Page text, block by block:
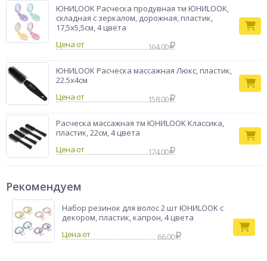
ЮНИLOOK Расческа продувная тм ЮНИLOOK,
складная с зеркалом, дорожная, пластик,
17,5х5,5см, 4 цвета
Цена от
164.00
ЮНИLOOK Расческа массажная Люкс, пластик,
22.5х4см
Цена от
158.00
Расческа массажная тм ЮНИLOOK Классика,
пластик, 22см, 4 цвета
Цена от
174.00
Рекомендуем
Набор резинок для волос 2 шт ЮНИLOOK с
декором, пластик, капрон, 4 цвета
66.00